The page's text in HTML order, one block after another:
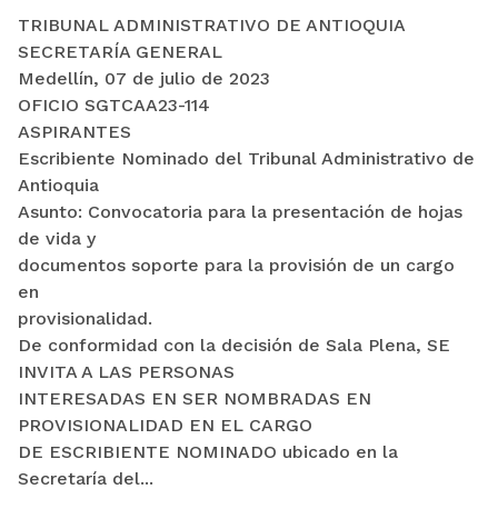
TRIBUNAL ADMINISTRATIVO DE ANTIOQUIA
SECRETARÍA GENERAL
Medellín, 07 de julio de 2023
OFICIO SGTCAA23-114
ASPIRANTES
Escribiente Nominado del Tribunal Administrativo de
Antioquia
Asunto: Convocatoria para la presentación de hojas
de vida y
documentos soporte para la provisión de un cargo
en
provisionalidad.
De conformidad con la decisión de Sala Plena, SE
INVITA A LAS PERSONAS
INTERESADAS EN SER NOMBRADAS EN
PROVISIONALIDAD EN EL CARGO
DE ESCRIBIENTE NOMINADO ubicado en la
Secretaría del...